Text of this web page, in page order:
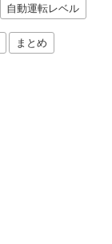
自動運転レベル
まとめ